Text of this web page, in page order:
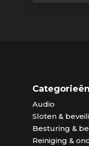
Categorieën
Audio
Sloten &
Besturing &
Reiniging &